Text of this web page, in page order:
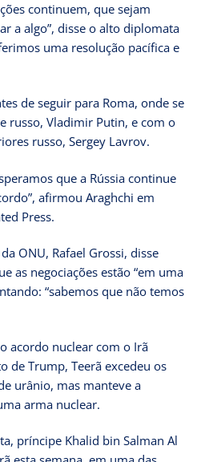
continuem, que sejam
a algo”, disse o alto diplomata
uma resolução pacífica e
de seguir para Roma, onde se
russo, Vladimir Putin, e com o
russo, Sergey Lavrov.
que a Rússia continue
afirmou Araghchi em
Press.
ONU, Rafael Grossi, disse
as negociações estão “em uma
“sabemos que não temos
acordo nuclear com o Irã
de Trump, Teerã excedeu os
urânio, mas manteve a
arma nuclear.
príncipe Khalid bin Salman Al